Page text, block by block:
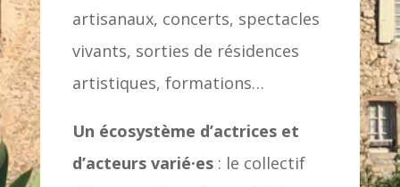
artisanaux, concerts, spectacles
vivants, sorties de résidences
artistiques, formations…
Un écosystème d’actrices et
d’acteurs varié·es: le collectif